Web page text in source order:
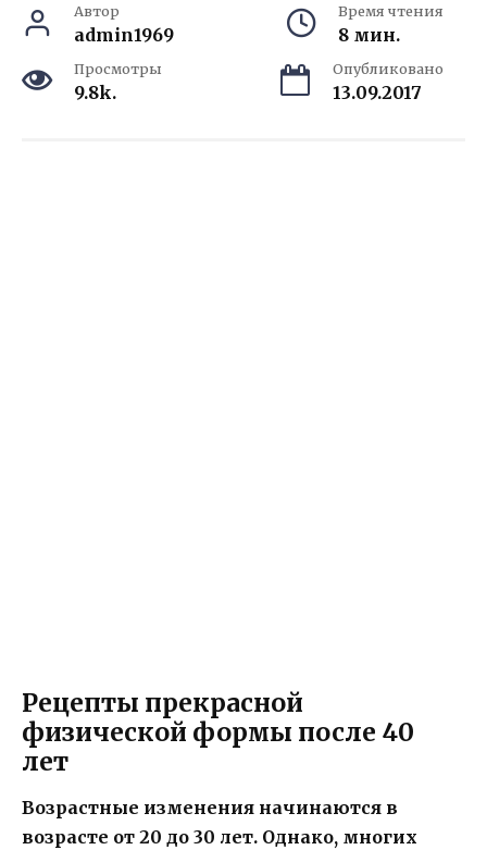
Автор
admin1969
Время чтения
8 мин.
Просмотры
9.8k.
Опубликовано
13.09.2017
Рецепты прекрасной
физической формы после 40
лет
Возрастные изменения начинаются в
возрасте от 20 до 30 лет. Однако, многих